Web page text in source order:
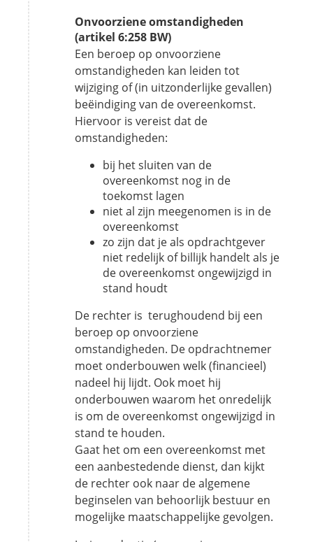
Onvoorziene omstandigheden
(artikel 6:258 BW)
Een beroep op onvoorziene
omstandigheden kan leiden tot
wijziging of (in uitzonderlijke gevallen)
beëindiging van de overeenkomst.
Hiervoor is vereist dat de
omstandigheden:
bij het sluiten van de
overeenkomst nog in de
toekomst lagen
niet al zijn meegenomen is in de
overeenkomst
zo zijn dat je als opdrachtgever
niet redelijk of billijk handelt als je
de overeenkomst ongewijzigd in
stand houdt
De rechter is terughoudend bij een
beroep op onvoorziene
omstandigheden. De opdrachtnemer
moet onderbouwen welk (financieel)
nadeel hij lijdt. Ook moet hij
onderbouwen waarom het onredelijk
is om de overeenkomst ongewijzigd in
stand te houden.
Gaat het om een overeenkomst met
een aanbestedende dienst, dan kijkt
de rechter ook naar de algemene
beginselen van behoorlijk bestuur en
mogelijke maatschappelijke gevolgen.